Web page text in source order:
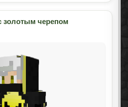
золотым черепом